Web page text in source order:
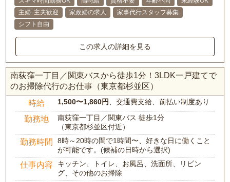
主婦･主夫歓迎
家政婦の求人
家事代行スタッフ募集
シフト自由
この求人の詳細を見る
南荻窪一丁目／関東バスから徒歩1分！3LDK一戸建てで
のお掃除代行のお仕事（東京都杉並区）
時給 1,500〜1,860円 、交通費支給、前払い制度あり
勤務地
南荻窪一丁目／関東バス 徒歩1分
（東京都杉並区付近）
勤務時間
8時～20時の間で1時間〜、好きな日に働くこと
が可能です。(候補の日時から選択)
仕事内容
キッチン、トイレ、お風呂、洗面所、リビン
グ、その他のお掃除